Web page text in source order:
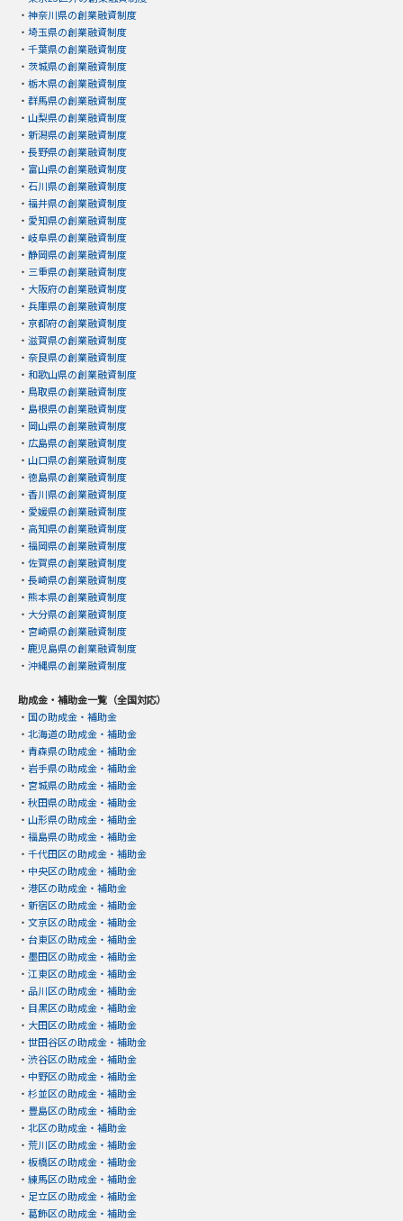
・ 神奈川県の創業融資制度
・ 埼玉県の創業融資制度
・ 千葉県の創業融資制度
・ 茨城県の創業融資制度
・ 栃木県の創業融資制度
・ 群馬県の創業融資制度
・ 山梨県の創業融資制度
・ 新潟県の創業融資制度
・ 長野県の創業融資制度
・ 富山県の創業融資制度
・ 石川県の創業融資制度
・ 福井県の創業融資制度
・ 愛知県の創業融資制度
・ 岐阜県の創業融資制度
・ 静岡県の創業融資制度
・ 三重県の創業融資制度
・ 大阪府の創業融資制度
・ 兵庫県の創業融資制度
・ 京都府の創業融資制度
・ 滋賀県の創業融資制度
・ 奈良県の創業融資制度
・ 和歌山県の創業融資制度
・ 鳥取県の創業融資制度
・ 島根県の創業融資制度
・ 岡山県の創業融資制度
・ 広島県の創業融資制度
・ 山口県の創業融資制度
・ 徳島県の創業融資制度
・ 香川県の創業融資制度
・ 愛媛県の創業融資制度
・ 高知県の創業融資制度
・ 福岡県の創業融資制度
・ 佐賀県の創業融資制度
・ 長崎県の創業融資制度
・ 熊本県の創業融資制度
・ 大分県の創業融資制度
・ 宮崎県の創業融資制度
・ 鹿児島県の創業融資制度
・ 沖縄県の創業融資制度
助成金・補助金一覧（全国対応）
・ 国の助成金・補助金
・ 北海道の助成金・補助金
・ 青森県の助成金・補助金
・ 岩手県の助成金・補助金
・ 宮城県の助成金・補助金
・ 秋田県の助成金・補助金
・ 山形県の助成金・補助金
・ 福島県の助成金・補助金
・ 千代田区の助成金・補助金
・ 中央区の助成金・補助金
・ 港区の助成金・補助金
・ 新宿区の助成金・補助金
・ 文京区の助成金・補助金
・ 台東区の助成金・補助金
・ 墨田区の助成金・補助金
・ 江東区の助成金・補助金
・ 品川区の助成金・補助金
・ 目黒区の助成金・補助金
・ 大田区の助成金・補助金
・ 世田谷区の助成金・補助金
・ 渋谷区の助成金・補助金
・ 中野区の助成金・補助金
・ 杉並区の助成金・補助金
・ 豊島区の助成金・補助金
・ 北区の助成金・補助金
・ 荒川区の助成金・補助金
・ 板橋区の助成金・補助金
・ 練馬区の助成金・補助金
・ 足立区の助成金・補助金
・ 葛飾区の助成金・補助金